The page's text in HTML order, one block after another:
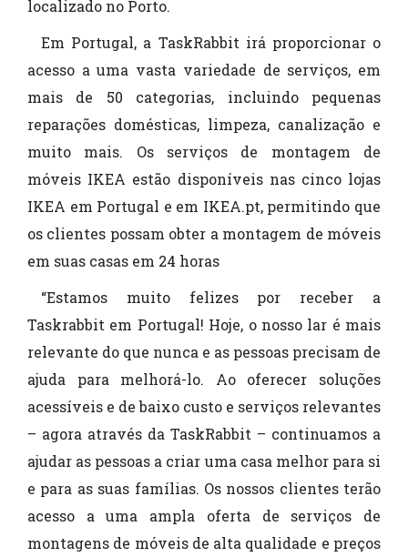
localizado no Porto.
Em Portugal, a TaskRabbit irá proporcionar o
acesso a uma vasta variedade de serviços, em
mais de 50 categorias, incluindo pequenas
reparações domésticas, limpeza, canalização e
muito mais. Os serviços de montagem de
móveis IKEA estão disponíveis nas cinco lojas
IKEA em Portugal e em IKEA.pt, permitindo que
os clientes possam obter a montagem de móveis
em suas casas em 24 horas
“Estamos muito felizes por receber a
Taskrabbit em Portugal! Hoje, o nosso lar é mais
relevante do que nunca e as pessoas precisam de
ajuda para melhorá-lo. Ao oferecer soluções
acessíveis e de baixo custo e serviços relevantes
– agora através da TaskRabbit – continuamos a
ajudar as pessoas a criar uma casa melhor para si
e para as suas famílias. Os nossos clientes terão
acesso a uma ampla oferta de serviços de
montagens de móveis de alta qualidade e preços